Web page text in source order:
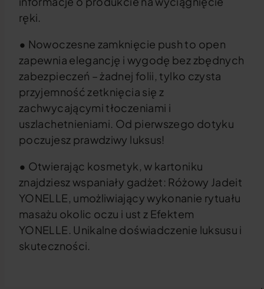
ręki.
• Nowoczesne zamknięcie push to open
zapewnia elegancję i wygodę bez zbędnych
zabezpieczeń – żadnej folii, tylko czysta
przyjemność zetknięcia się z
zachwycającymi tłoczeniami i
uszlachetnieniami. Od pierwszego dotyku
poczujesz prawdziwy luksus!
• Otwierając kosmetyk, w kartoniku
znajdziesz wspaniały gadżet: Różowy Jadeit
YONELLE, umożliwiający wykonanie rytuału
masażu okolic oczu i ust z Efektem
YONELLE. Unikalne doświadczenie luksusu i
skuteczności.